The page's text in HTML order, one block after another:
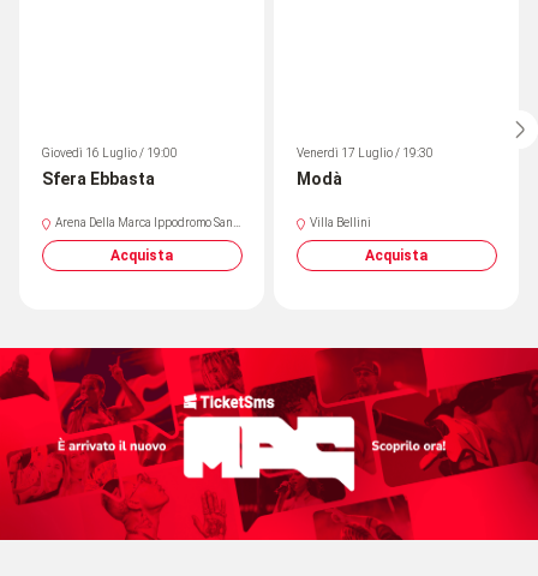
Giovedì 16 Luglio / 19:00
Sfera Ebbasta
Arena Della Marca Ippodromo Sant
Artemio
Acquista
Venerdì 17 Luglio / 19:30
Modà
Villa Bellini
Acquista